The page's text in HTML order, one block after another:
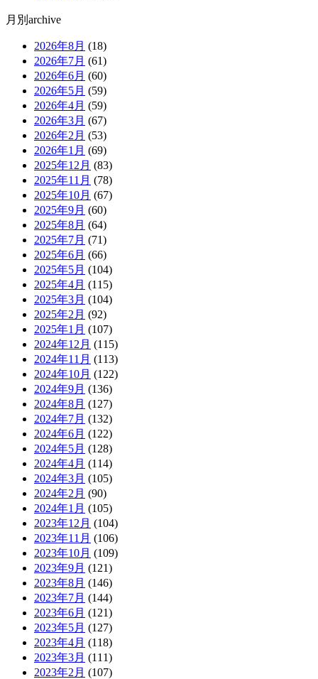
月別archive
2026年8月 (18)
2026年7月 (61)
2026年6月 (60)
2026年5月 (59)
2026年4月 (59)
2026年3月 (67)
2026年2月 (53)
2026年1月 (69)
2025年12月 (83)
2025年11月 (78)
2025年10月 (67)
2025年9月 (60)
2025年8月 (64)
2025年7月 (71)
2025年6月 (66)
2025年5月 (104)
2025年4月 (115)
2025年3月 (104)
2025年2月 (92)
2025年1月 (107)
2024年12月 (115)
2024年11月 (113)
2024年10月 (122)
2024年9月 (136)
2024年8月 (127)
2024年7月 (132)
2024年6月 (122)
2024年5月 (128)
2024年4月 (114)
2024年3月 (105)
2024年2月 (90)
2024年1月 (105)
2023年12月 (104)
2023年11月 (106)
2023年10月 (109)
2023年9月 (121)
2023年8月 (146)
2023年7月 (144)
2023年6月 (121)
2023年5月 (127)
2023年4月 (118)
2023年3月 (111)
2023年2月 (107)